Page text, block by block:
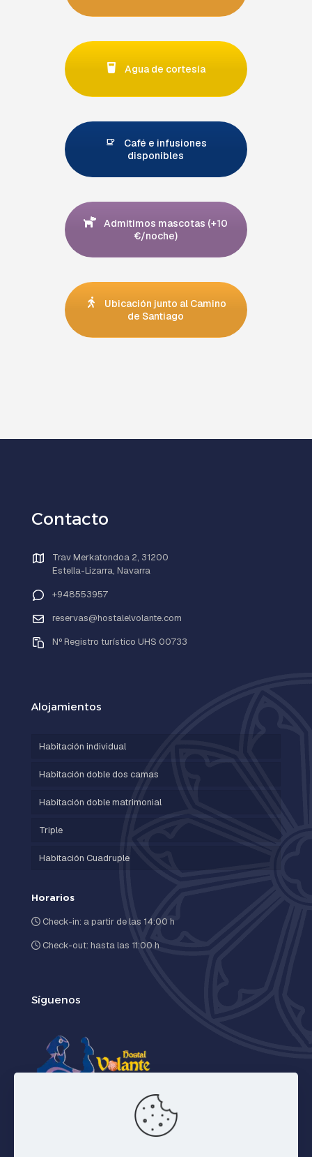
Agua de cortesía
Café e infusiones
disponibles
Admitimos mascotas (+10
€/noche)
Ubicación junto al Camino
de Santiago
Contacto
Trav Merkatondoa 2, 31200
Estella-Lizarra, Navarra
+948553957
reservas@hostalelvolante.com
Nº Registro turístico UHS 00733
Alojamientos
Habitación individual
Habitación doble dos camas
Habitación doble matrimonial
Triple
Habitación Cuadruple
Horarios
Check-in: a partir de las 14:00 h
Check-out: hasta las 11:00 h
Síguenos
Instagram